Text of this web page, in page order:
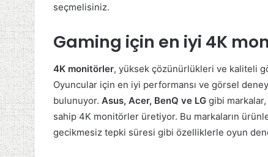
seçmelisiniz.
Gaming için en iyi 4K
4K monitörler, yüksek çözünürlükleri ve kaliteli
Oyuncular için en iyi performansı ve görsel
bulunuyor. Asus, Acer, BenQ ve LG gibi
sahip 4K monitörler üretiyor. Bu markaların
gecikmesiz tepki süresi gibi özelliklerle oyun